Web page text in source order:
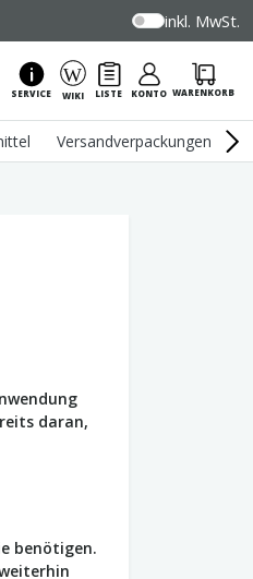
inkl. MwSt.
SERVICE WIKI LISTE KONTO WARENKORB
Versandverpackungen
daran,
benötigen.